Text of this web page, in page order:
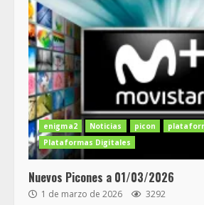
enigma2 Noticias picon
Plataformas Digitales
Nuevos Picones a 01/03/2026
1 de marzo de 2026 3292